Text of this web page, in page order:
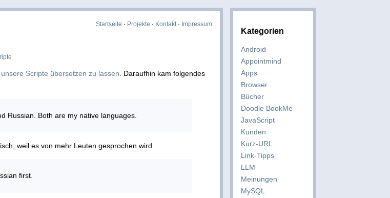
Startseite · Projekte · Kontakt · Impressum
Kategorien
Android
Appointmind
Apps
Browser
Bücher
Doodle BookMe
JavaScript
Kunden
Kurz-URL
Link-Tipps
LLM
Meinungen
MySQL
unsere Scripte übersetzen zu lassen . Daraufhin kam folgendes
Russian. Both are my native languages.
weil es von mehr Leuten gesprochen wird.
first.